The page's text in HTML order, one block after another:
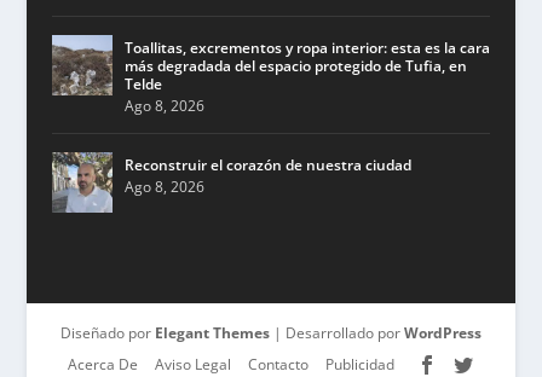
Toallitas, excrementos y ropa interior: esta es la cara
más degradada del espacio protegido de Tufia, en
Telde
Ago 8, 2026
Reconstruir el corazón de nuestra ciudad
Ago 8, 2026
Diseñado por Elegant Themes| Desarrollado porWordPress
Acerca De
Aviso Legal Contacto Publicidad